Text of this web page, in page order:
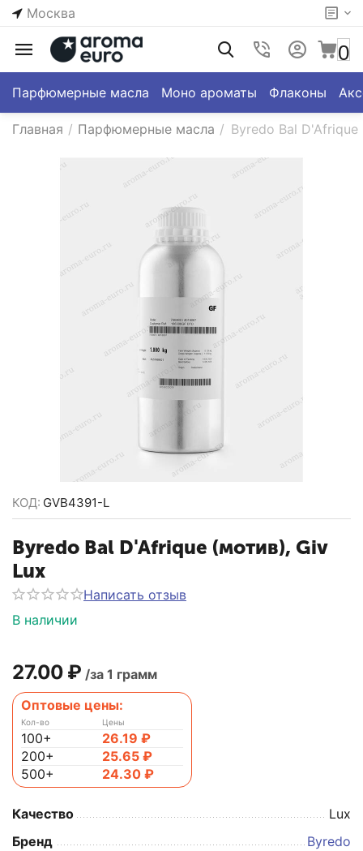
Москва
0
Парфюмерные масла Моно ароматы Флаконы
Главная / Парфюмерные масла / Byredo Bal
КОД: GVB4391-L
Byredo Bal D'Afrique (мотив), Giv
Lux
Написать отзыв
В наличии
27.00 ₽ /за 1 грамм
Оптовые цены:
Кол-во
100+
200+
500+
Цены
26.19 ₽
25.65 ₽
24.30 ₽
Качество
Lux
Бренд
Byredo